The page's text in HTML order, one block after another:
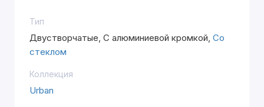
Тип
Двустворчатые, С алюминиевой кромкой, Со
стеклом
Коллекция
Urban